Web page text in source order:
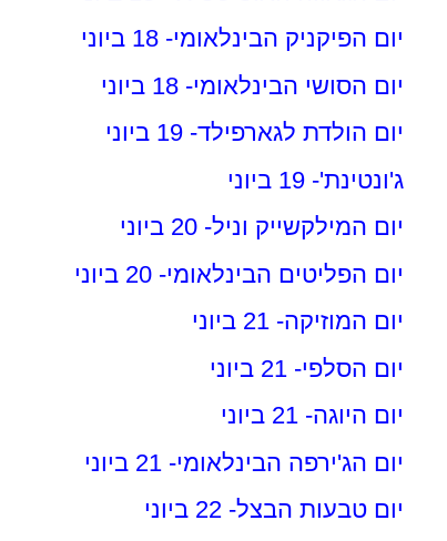
יום הפיקניק הבינלאומי- 18 ביוני
יום הסושי הבינלאומי- 18 ביוני
יום הולדת לגארפילד- 19 ביוני
ג'ונטינת'- 19 ביוני
יום המילקשייק וניל- 20 ביוני
יום הפליטים הבינלאומי- 20 ביוני
יום המוזיקה- 21 ביוני
יום הסלפי- 21 ביוני
יום היוגה- 21 ביוני
יום הג'ירפה הבינלאומי- 21 ביוני
יום טבעות הבצל- 22 ביוני